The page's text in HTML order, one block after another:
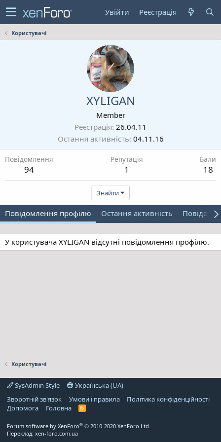
Увійти Реєстрація
Користувачі
XYLIGAN
Member
Реєстрація 26.04.11
Остання активність 04.11.16
Повідомлення
94
Репутація
1
Бали
18
Знайти
Повідомлення профілю Остання активність
У користувача XYLIGAN відсутні повідомлення профілю.
Користувачі
SysAdmin Style
Українська (UA)
Зворотній зв'язок
Умови і правила
Політика конфіденційності
Дoпoмoга
Головна
R
Forum software by XenForo® © 2010-2020 XenForo Ltd.
Переклад: xen-foro.com.ua